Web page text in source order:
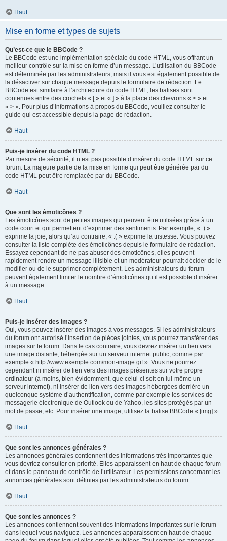
Haut
Mise en forme et types de sujets
Qu’est-ce que le BBCode ?
Le BBCode est une implémentation spéciale du code HTML, vous offrant un
meilleur contrôle sur la mise en forme d’un message. L’utilisation du BBCode
est déterminée par les administrateurs, mais il vous est également possible de
la désactiver sur chaque message depuis le formulaire de rédaction. Le
BBCode est similaire à l’architecture du code HTML, les balises sont
contenues entre des crochets « [ » et « ] » à la place des chevrons « < » et
« > ». Pour plus d’informations à propos du BBCode, veuillez consulter le
guide qui est accessible depuis la page de rédaction.
Haut
Puis-je insérer du code HTML ?
Par mesure de sécurité, il n’est pas possible d’insérer du code HTML sur ce
forum. La majeure partie de la mise en forme qui peut être générée par du
code HTML peut être remplacée par du BBCode.
Haut
Que sont les émoticônes ?
Les émoticônes sont de petites images qui peuvent être utilisées grâce à un
code court et qui permettent d’exprimer des sentiments. Par exemple, « :) »
exprime la joie, alors qu’au contraire, « :( » exprime la tristesse. Vous pouvez
consulter la liste complète des émoticônes depuis le formulaire de rédaction.
Essayez cependant de ne pas abuser des émoticônes, elles peuvent
rapidement rendre un message illisible et un modérateur pourrait décider de le
modifier ou de le supprimer complètement. Les administrateurs du forum
peuvent également limiter le nombre d’émoticônes qu’il est possible d’insérer
à un message.
Haut
Puis-je insérer des images ?
Oui, vous pouvez insérer des images à vos messages. Si les administrateurs
du forum ont autorisé l’insertion de pièces jointes, vous pourrez transférer des
images sur le forum. Dans le cas contraire, vous devrez insérer un lien vers
une image distante, hébergée sur un serveur internet public, comme par
exemple « http://www.exemple.com/mon-image.gif ». Vous ne pourrez
cependant ni insérer de lien vers des images présentes sur votre propre
ordinateur (à moins, bien évidemment, que celui-ci soit en lui-même un
serveur internet), ni insérer de lien vers des images hébergées derrière un
quelconque système d’authentification, comme par exemple les services de
messagerie électronique de Outlook ou de Yahoo, les sites protégés par un
mot de passe, etc. Pour insérer une image, utilisez la balise BBCode « [img] ».
Haut
Que sont les annonces générales ?
Les annonces générales contiennent des informations très importantes que
vous devriez consulter en priorité. Elles apparaissent en haut de chaque forum
et dans le panneau de contrôle de l’utilisateur. Les permissions concernant les
annonces générales sont définies par les administrateurs du forum.
Haut
Que sont les annonces ?
Les annonces contiennent souvent des informations importantes sur le forum
dans lequel vous naviguez. Les annonces apparaissent en haut de chaque